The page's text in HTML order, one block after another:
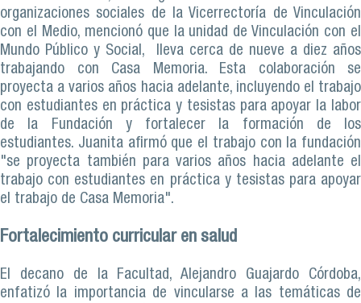
organizaciones sociales de la Vicerrectoría de Vinculación
con el Medio, mencionó que la unidad de Vinculación con el
Mundo Público y Social, lleva cerca de nueve a diez años
trabajando con Casa Memoria. Esta colaboración se
proyecta a varios años hacia adelante, incluyendo el trabajo
con estudiantes en práctica y tesistas para apoyar la labor
de la Fundación y fortalecer la formación de los
estudiantes. Juanita afirmó que el trabajo con la fundación
"se proyecta también para varios años hacia adelante el
trabajo con estudiantes en práctica y tesistas para apoyar
el trabajo de Casa Memoria".
Fortalecimiento curricular en salud
El decano de la Facultad, Alejandro Guajardo Córdoba,
enfatizó la importancia de vincularse a las temáticas de